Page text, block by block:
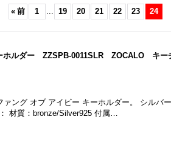
« 前 1 ... 19 20 21 22 23 24
ホルダー ZZSPB-0011SLR ZOCALO キ
ァング オブ アイビー キーホルダー。 シルバ
材質：bronze/Silver925 付属…